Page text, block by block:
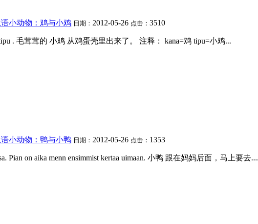
小动物：鸡与小鸡 日期： 2012-05-26 点击： 3510
tipu . 毛茸茸的 小鸡 从鸡蛋壳里出来了。 注释： kana=鸡 tipu=小鸡...
小动物：鸭与小鸭 日期： 2012-05-26 点击： 1353
Pian on aika menn ensimmist kertaa uimaan. 小鸭 跟在妈妈后面，马上要去